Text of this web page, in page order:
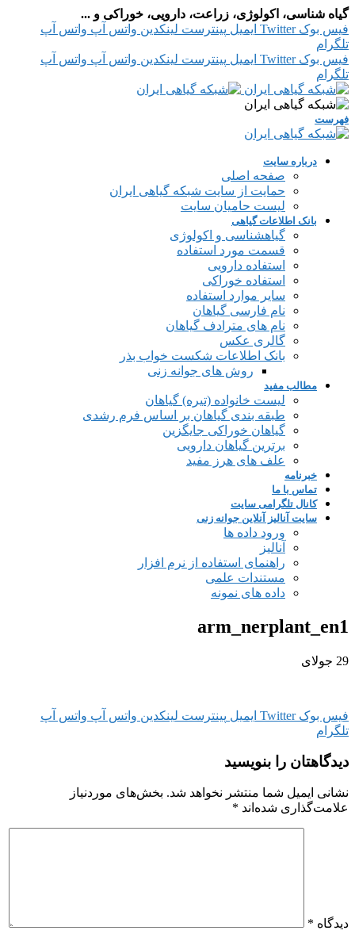
گیاه شناسی، اکولوژی، زراعت، دارویی، خوراکی و ...
فیس بوک Twitter ایمیل پینترست لینکدین واتس آپ واتس آپ
تلگرام
فیس بوک Twitter ایمیل پینترست لینکدین واتس آپ واتس آپ
تلگرام
فهرست
درباره سایت
صفحه اصلی
حمایت از سایت شبکه گیاهی ایران
لیست حامیان سایت
بانک اطلاعات گیاهی
گیاهشناسی و اکولوژی
قسمت مورد استفاده
استفاده دارویی
استفاده خوراکی
سایر موارد استفاده
نام فارسی گیاهان
نام های مترادف گیاهان
گالری عکس
بانک اطلاعات شکست خواب بذر
روش های جوانه زنی
مطالب مفید
لیست خانواده (تیره) گیاهان
طبقه بندی گیاهان بر اساس فرم رشدی
گیاهان خوراکی جایگزین
برترین گیاهان دارویی
علف های هرز مفید
خبرنامه
تماس با ما
کانال تلگرامی سایت
سایت آنالیز آنلاین جوانه زنی
ورود داده ها
آنالیز
راهنمای استفاده از نرم افزار
مستندات علمی
داده های نمونه
arm_nerplant_en1
29 جولای
فیس بوک Twitter ایمیل پینترست لینکدین واتس آپ واتس آپ
تلگرام
دیدگاهتان را بنویسید
نشانی ایمیل شما منتشر نخواهد شد. بخش‌های موردنیاز
علامت‌گذاری شده‌اند *
دیدگاه *